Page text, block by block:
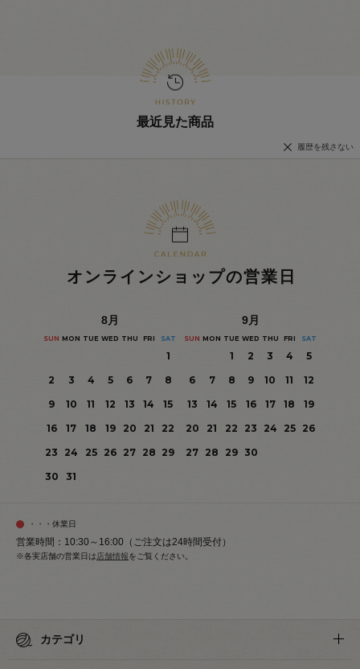
最近見た商品
履歴を残さない
オンラインショップの営業日
8月
SUN MON TUE WED THU FRI SAT
1
2
3 4 5 6 7
8
9
10 11 12 13 14
15
16
17 18 19 20 21
22
23
24 25 26 27 28 29
30
31
9月
SUN MON TUE WED THU FRI SAT
1 2 3 4
5
6
7 8 9 10 11
12
13
14 15 16 17 18
19
20
21 22 23 24 25
26
27 28 29 30
・・・休業日
営業時間：10:30～16:00（ご注文は24時間受付）
※各実店舗の営業日は 店舗情報をご覧ください。
カテゴリ